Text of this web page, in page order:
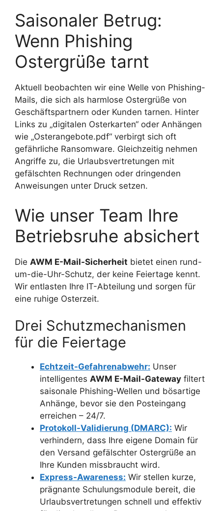
Saisonaler Betrug:
Wenn Phishing
Ostergrüße tarnt
Aktuell beobachten wir eine Welle von Phishing-
Mails, die sich als harmlose Ostergrüße von
Geschäftspartnern oder Kunden tarnen. Hinter
Links zu „digitalen Osterkarten“ oder Anhängen
wie „Osterangebote.pdf“ verbirgt sich oft
gefährliche Ransomware. Gleichzeitig nehmen
Angriffe zu, die Urlaubsvertretungen mit
gefälschten Rechnungen oder dringenden
Anweisungen unter Druck setzen.
Wie unser Team Ihre
Betriebsruhe absichert
Die AWM E-Mail-Sicherheit bietet einen rund-
um-die-Uhr-Schutz, der keine Feiertage kennt.
Wir entlasten Ihre IT-Abteilung und sorgen für
eine ruhige Osterzeit.
Drei Schutzmechanismen
für die Feiertage
Echtzeit-Gefahrenabwehr: Unser
intelligentes AWM E-Mail-Gateway filtert
saisonale Phishing-Wellen und bösartige
Anhänge, bevor sie den Posteingang
erreichen – 24/7.
Protokoll-Validierung (DMARC): Wir
verhindern, dass Ihre eigene Domain für
den Versand gefälschter Ostergrüße an
Ihre Kunden missbraucht wird.
Express-Awareness: Wir stellen kurze,
prägnante Schulungsmodule bereit, die
Urlaubsvertretungen schnell und effektiv